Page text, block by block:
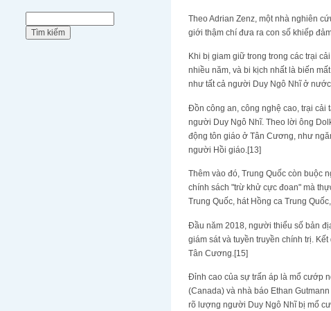
Theo Adrian Zenz, một nhà nghiên
giới thậm chí đưa ra con số khiếp
Khi bị giam giữ trong trong các trại
nhiều năm, và bi kịch nhất là biến
như tất cả người Duy Ngô Nhĩ ở
Đồn công an, công nghệ cao, trại cải
người Duy Ngô Nhĩ. Theo lời ông
động tôn giáo ở Tân Cương, như
người Hồi giáo.[13]
Thêm vào đó, Trung Quốc còn buộc
chính sách "trừ khử cực đoan" mà
Trung Quốc, hát Hồng ca Trung
Đầu năm 2018, người thiểu số bản
giám sát và tuyền truyền chính trị.
Tân Cương.[15]
Đỉnh cao của sự trấn áp là mổ cướp
(Canada) và nhà báo Ethan
rõ lượng người Duy Ngô Nhĩ bị mổ